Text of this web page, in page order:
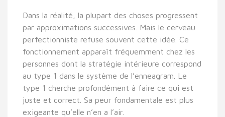
Dans la réalité, la plupart des choses progressent
par approximations successives. Mais le cerveau
perfectionniste refuse souvent cette idée. Ce
fonctionnement apparaît fréquemment chez les
personnes dont la stratégie intérieure correspond
au type 1 dans le système de l’enneagram. Le
type 1 cherche profondément à faire ce qui est
juste et correct. Sa peur fondamentale est plus
exigeante qu’elle n’en a l’air.